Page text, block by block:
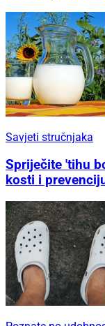
Savjeti stručnjaka
Spriječite 'tihu
kosti i